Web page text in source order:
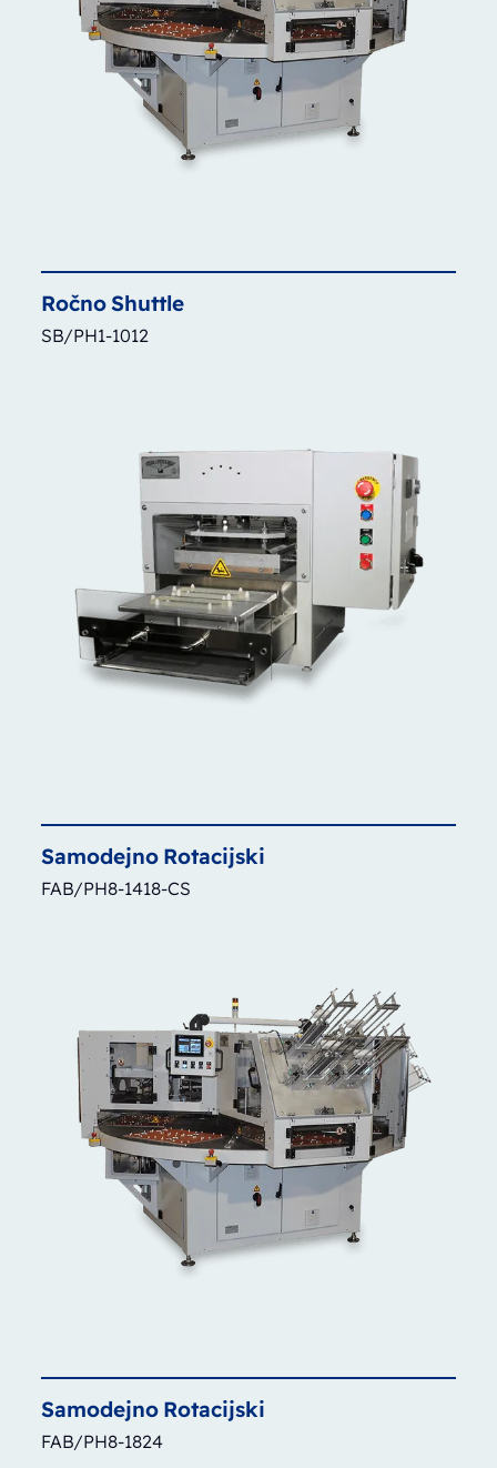
RočnoShuttle
SB/PH1-1012
Samodejno Rotacijski
FAB/PH8-1418-CS
Samodejno Rotacijski
FAB/PH8-1824